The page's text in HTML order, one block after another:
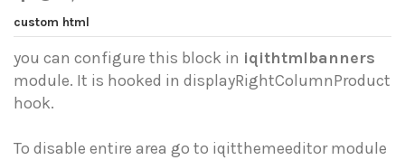
custom html
you can configure this block in iqithtmlbanners
module. It is hooked in displayRightColumnProduct
hook.
To disable entire area go to iqitthemeeditor module